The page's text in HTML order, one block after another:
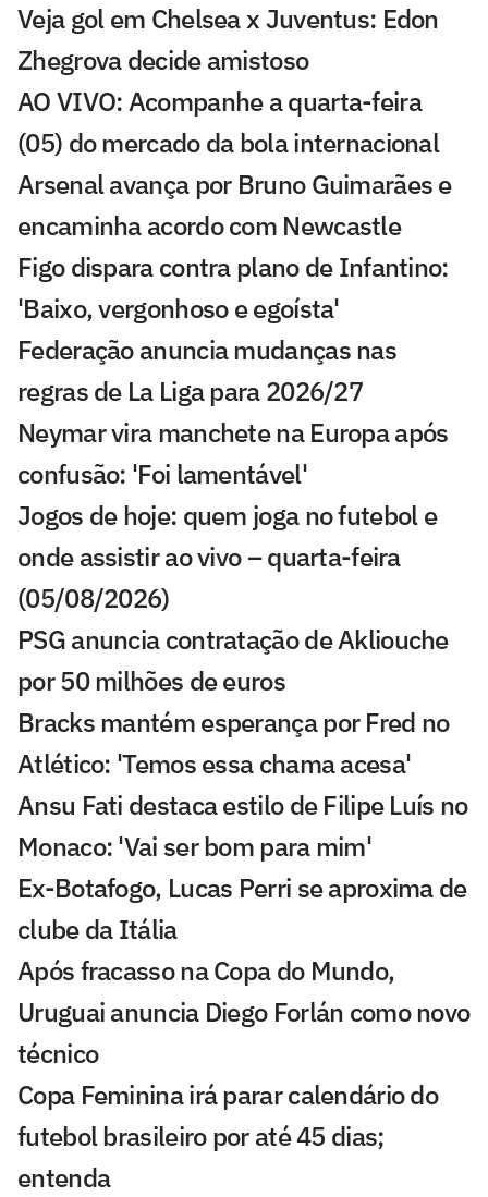
Veja gol em Chelsea x Juventus: Edon
Zhegrova decide amistoso
AO VIVO: Acompanhe a quarta-feira
(05) do mercado da bola internacional
Arsenal avança por Bruno Guimarães e
encaminha acordo com Newcastle
Figo dispara contra plano de Infantino:
'Baixo, vergonhoso e egoísta'
Federação anuncia mudanças nas
regras de La Liga para 2026/27
Neymar vira manchete na Europa após
confusão: 'Foi lamentável'
Jogos de hoje: quem joga no futebol e
onde assistir ao vivo – quarta-feira
(05/08/2026)
PSG anuncia contratação de Akliouche
por 50 milhões de euros
Bracks mantém esperança por Fred no
Atlético: 'Temos essa chama acesa'
Ansu Fati destaca estilo de Filipe Luís no
Monaco: 'Vai ser bom para mim'
Ex-Botafogo, Lucas Perri se aproxima de
clube da Itália
Após fracasso na Copa do Mundo,
Uruguai anuncia Diego Forlán como novo
técnico
Copa Feminina irá parar calendário do
futebol brasileiro por até 45 dias;
entenda